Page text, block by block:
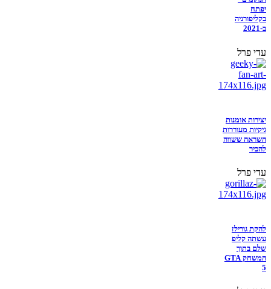
יפתח
בקליפורניה
ב-2021
עדי פרל
יצירות אומנות
גיקיות מעוררות
השראה ששווה
להכיר
עדי פרל
להקת גורילז
עשתה קליפ
שלם בתוך
המשחק GTA
5